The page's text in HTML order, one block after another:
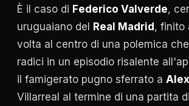
È il caso di Federico Valverde,
uruguaiano del Real Madrid, finito
volta al centro di una polemica
radici in un episodio risalente
il famigerato pugno sferrato a
Villarreal al termine di una partita